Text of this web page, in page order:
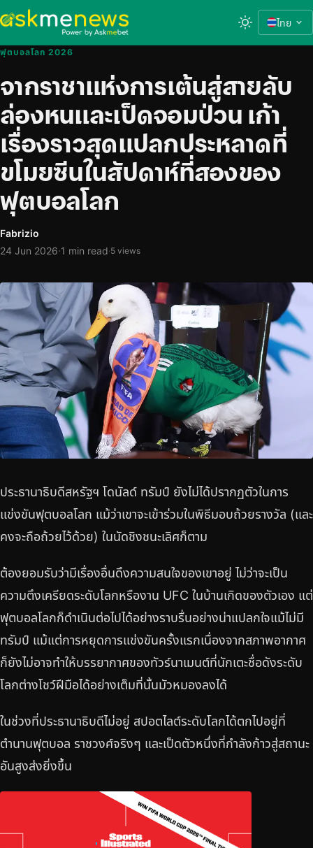
ไทย
ฟุตบอลโลก 2026
จากราชาแห่งการเต้นสู่สายลับ
ล่องหนและเป็ดจอมป่วน เก้า
เรื่องราวสุดแปลกประหลาดที่
ขโมยซีนในสัปดาห์ที่สองของ
ฟุตบอลโลก
Fabrizio
24 Jun 2026·1 min read·5 views
ประธานาธิบดีสหรัฐฯ โดนัลด์ ทรัมป์ ยังไม่ได้ปรากฏตัวในการ
แข่งขันฟุตบอลโลก แม้ว่าเขาจะเข้าร่วมในพิธีมอบถ้วยรางวัล (และ
คงจะถือถ้วยไว้ด้วย) ในนัดชิงชนะเลิศก็ตาม
ต้องยอมรับว่ามีเรื่องอื่นดึงความสนใจของเขาอยู่ ไม่ว่าจะเป็น
ความตึงเครียดระดับโลกหรืองาน UFC ในบ้านเกิดของตัวเอง แต่
ฟุตบอลโลกก็ดำเนินต่อไปได้อย่างราบรื่นอย่างน่าแปลกใจแม้ไม่มี
ทรัมป์ แม้แต่การหยุดการแข่งขันครั้งแรกเนื่องจากสภาพอากาศ
ก็ยังไม่อาจทำให้บรรยากาศของทัวร์นาเมนต์ที่นักเตะชื่อดังระดับ
โลกต่างโชว์ฝีมือได้อย่างเต็มที่นั้นมัวหมองลงได้
ในช่วงที่ประธานาธิบดีไม่อยู่ สปอตไลต์ระดับโลกได้ตกไปอยู่ที่
ตำนานฟุตบอล ราชวงศ์จริงๆ และเป็ดตัวหนึ่งที่กำลังก้าวสู่สถานะ
อันสูงส่งยิ่งขึ้น